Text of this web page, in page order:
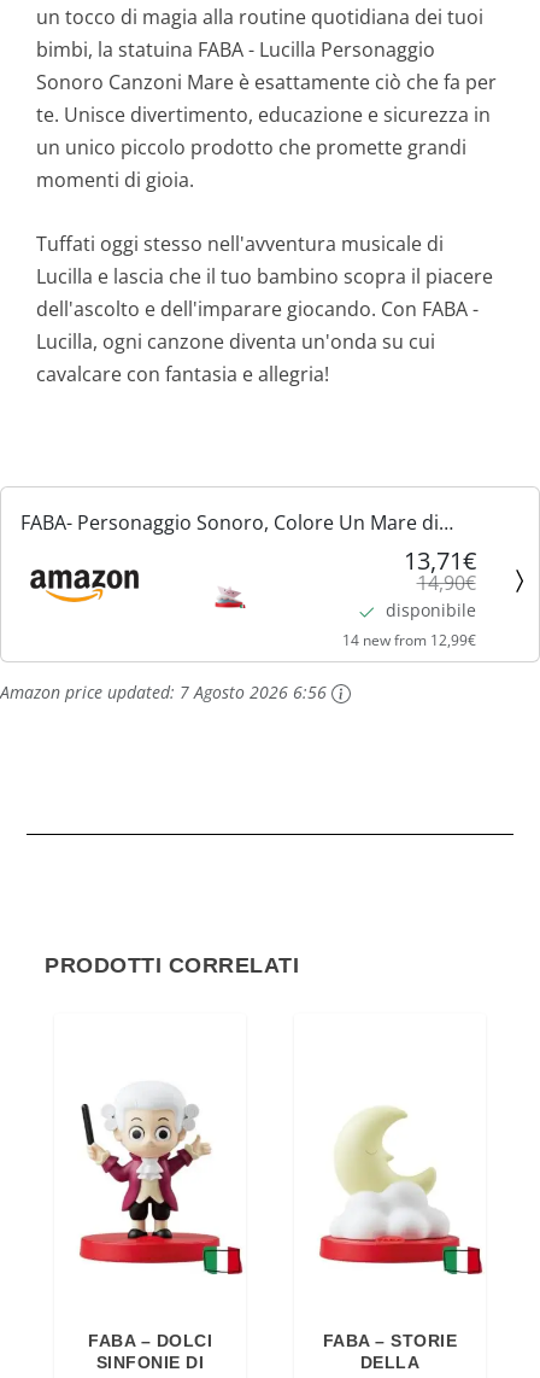
un tocco di magia alla routine quotidiana dei tuoi
bimbi, la statuina FABA - Lucilla Personaggio
Sonoro Canzoni Mare è esattamente ciò che fa per
te. Unisce divertimento, educazione e sicurezza in
un unico piccolo prodotto che promette grandi
momenti di gioia.
Tuffati oggi stesso nell'avventura musicale di
Lucilla e lascia che il tuo bambino scopra il piacere
dell'ascolto e dell'imparare giocando. Con FABA -
Lucilla, ogni canzone diventa un'onda su cui
cavalcare con fantasia e allegria!
FABA- Personaggio Sonoro, Colore Un Mare di
13,71€
14,90€
disponibile
14 new from 12,99€
Amazon price updated: 7 Agosto 2026 6:56
PRODOTTI CORRELATI
FABA – DOLCI
SINFONIE DI
FABA – STORIE
DELLA